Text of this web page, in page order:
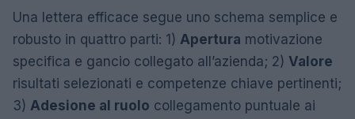
Una lettera efficace segue uno schema semplice e
robusto in quattro parti: 1) Apertura motivazione
specifica e gancio collegato all’azienda; 2) Valore
risultati selezionati e competenze chiave pertinenti;
3) Adesione al ruolo collegamento puntuale ai